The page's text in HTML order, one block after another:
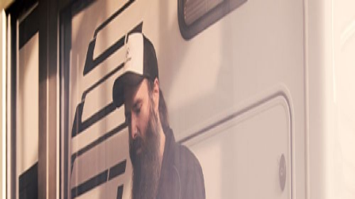
Omniplus
Auch die besten Busse brauchen gelegentlich eine Servicepause.
Diese soll Ihrem Geschäft jedoch nicht im Wege stehen. Dank
unseren Busexperten in Baden-Baden und Nagold sind Ihre
Fahrzeuge schnell wieder einsatzbereit. Für die beste Integration von
Wartungs- und Reparaturarbeiten in Ihren Geschäftsalltag.